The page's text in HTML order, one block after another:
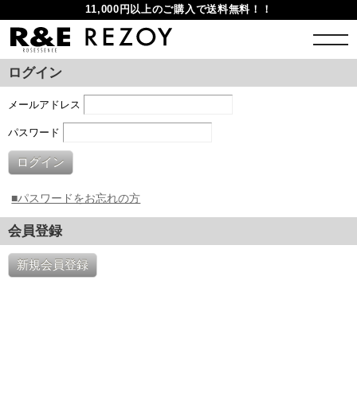
11,000円以上のご購入で送料無料！！
ログイン
メールアドレス
パスワード
ログイン
■パスワードをお忘れの方
会員登録
新規会員登録